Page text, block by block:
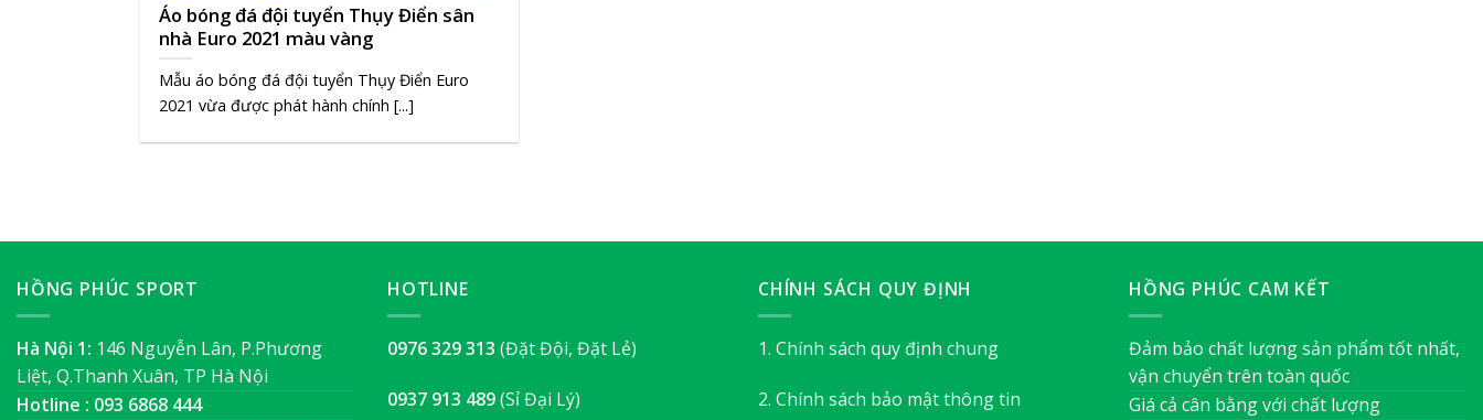
Áo bóng đá đội tuyển Thụy Điển sân
nhà Euro 2021 màu vàng
Mẫu áo bóng đá đội tuyển Thụy Điển Euro
2021 vừa được phát hành chính [...]
HỒNG PHÚC SPORT
Hà Nội 1: 146 Nguyễn Lân, P.Phương
Liệt, Q.Thanh Xuân, TP Hà Nội
Hotline : 093 6868 444
HOTLINE
0976 329 313 (Đặt Đội, Đặt Lẻ)
0937 913 489(Sỉ Đại Lý)
CHÍNH SÁCH QUY ĐỊNH
1. Chính sách quy định chung
2. Chính sách bảo mật thông tin
HỒNG PHÚC CAM KẾT
Đảm bảo chất lượng sản phẩm tốt nhất,
vận chuyển trên toàn quốc
Giá cả cân bằng với chất lượng